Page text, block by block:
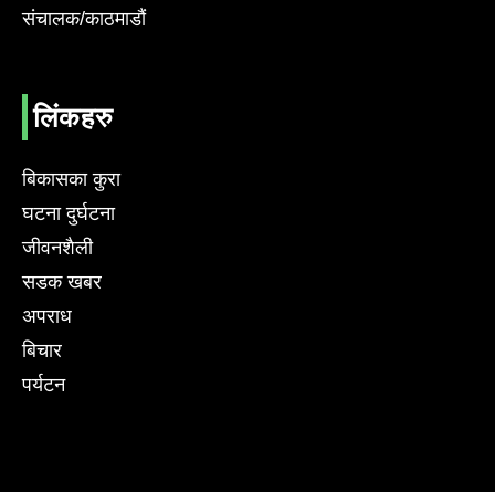
संचालक/काठमाडौं
लिंकहरु
बिकासका कुरा
घटना दुर्घटना
जीवनशैली
सडक खबर
अपराध
बिचार
पर्यटन